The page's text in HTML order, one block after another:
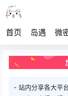
首页 岛遇 微
- 站内分享各大平